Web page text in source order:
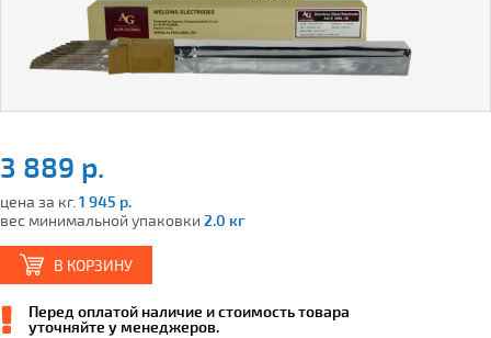
3 889 р.
цена за кг. 1 945 р.
вес минимальной упаковки 2.0 кг
В КОРЗИНУ
Перед оплатой наличие и стоимость товара
уточняйте у менеджеров.